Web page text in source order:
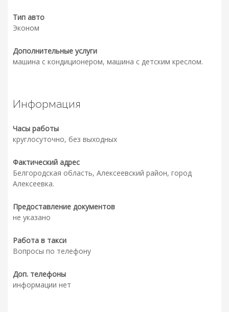
Тип авто
Эконом
Дополнительные услуги
машина с кондиционером, машина с детским креслом.
Информация
Часы работы
круглосуточно, без выходных
Фактический адрес
Белгородская область, Алексеевский район, город
Алексеевка.
Предоставление документов
не указано
Работа в такси
Вопросы по телефону
Доп. телефоны
информации нет